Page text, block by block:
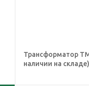
Трансформатор
наличии на складе)